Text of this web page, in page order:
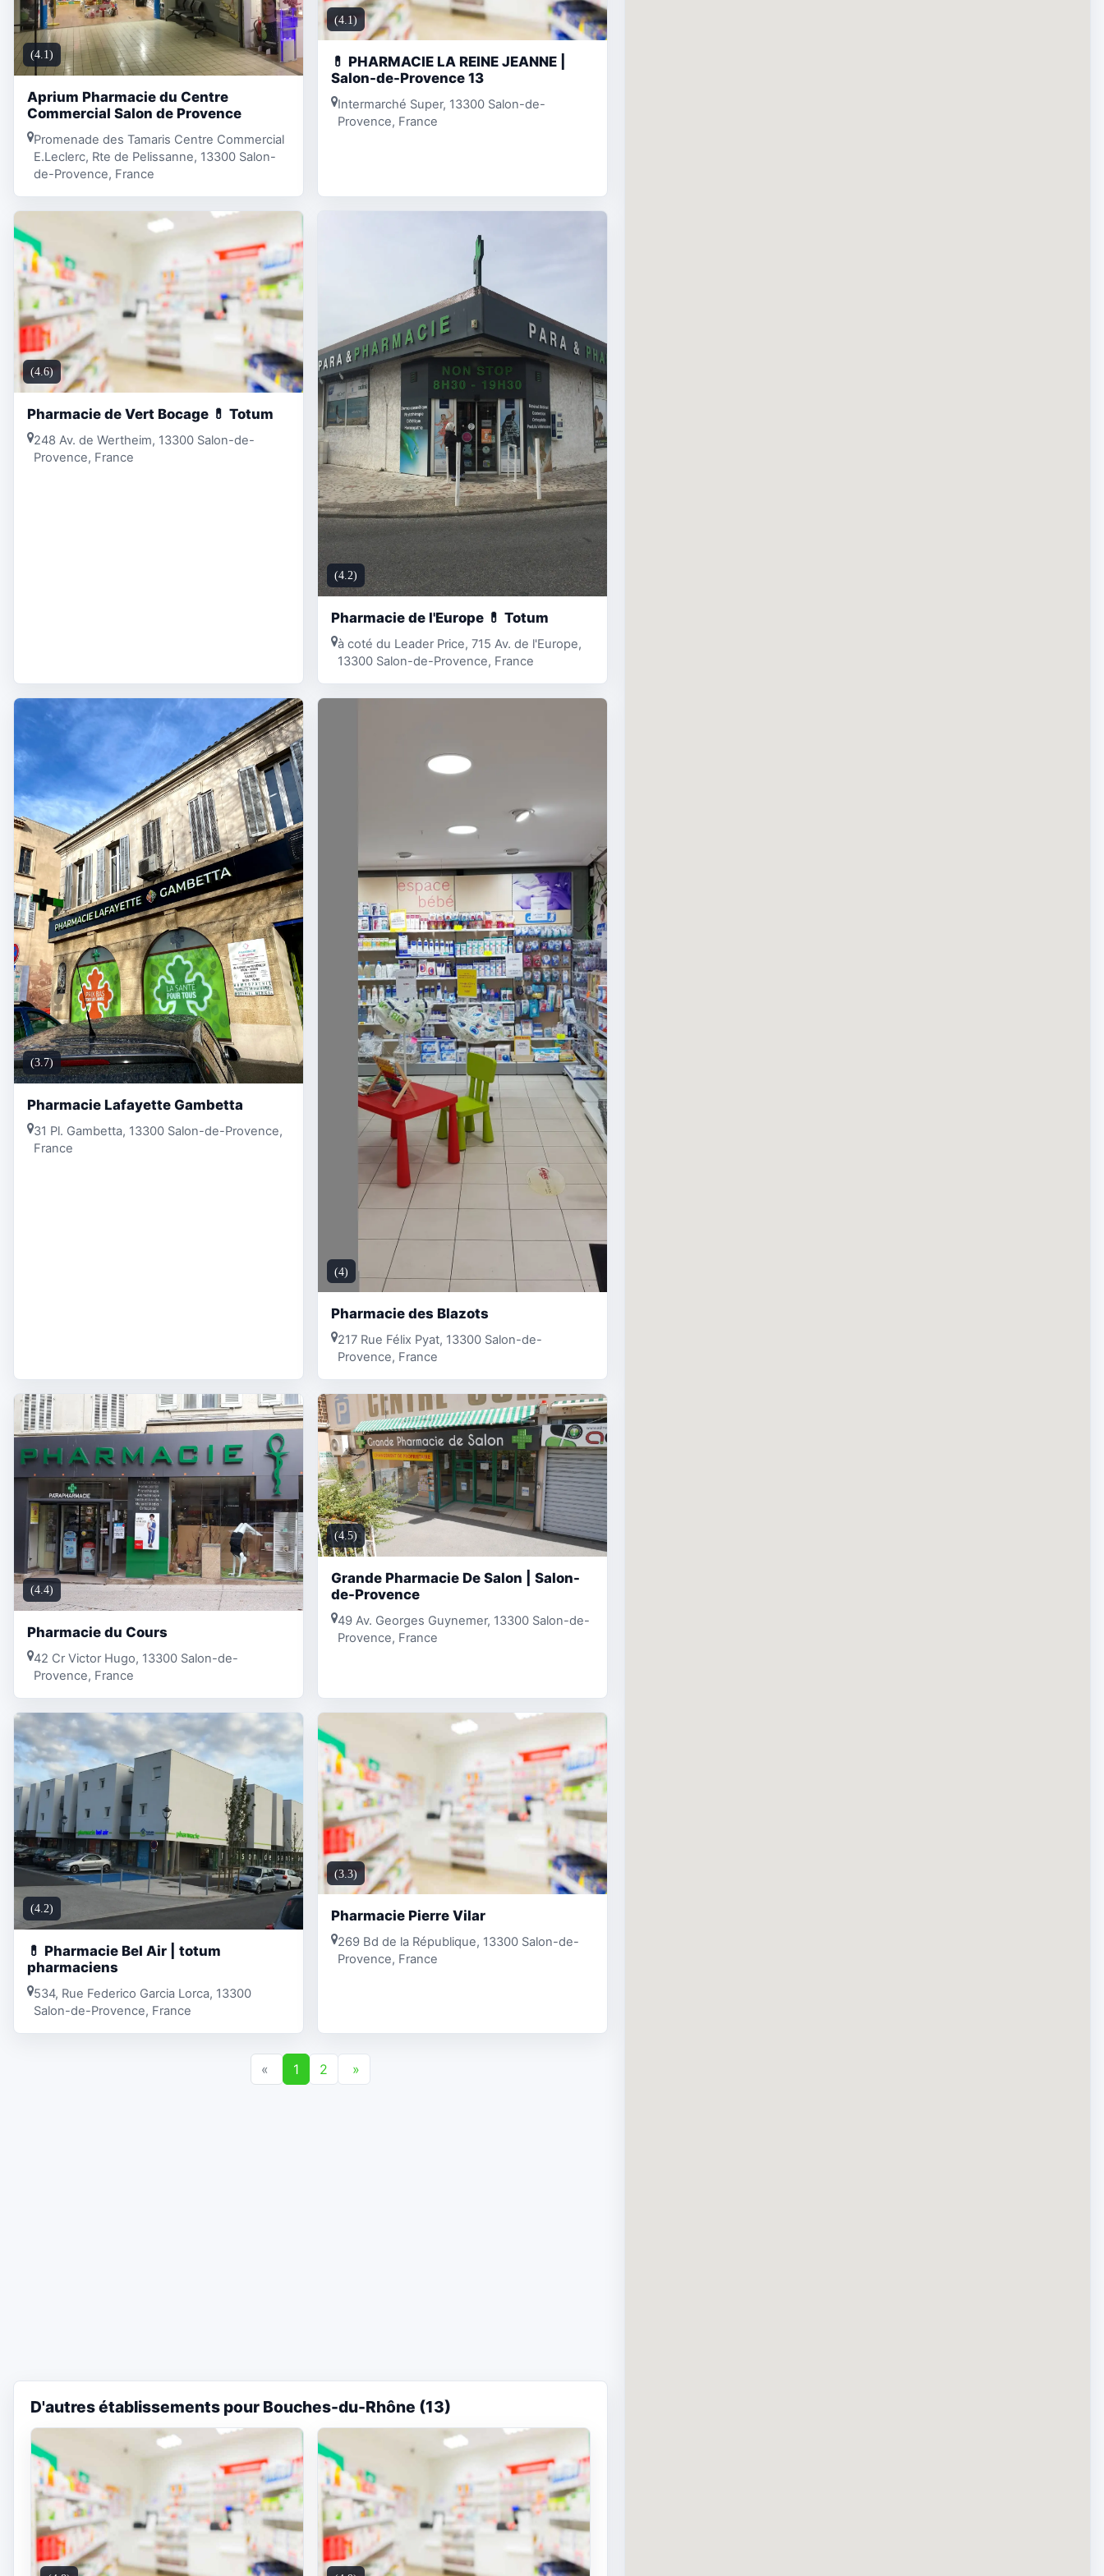
(4.1)
Aprium Pharmacie du Centre
Commercial Salon de Provence
Promenade des Tamaris Centre Commercial
E.Leclerc, Rte de Pelissanne, 13300 Salon-
de-Provence, France
(4.1)
💊 PHARMACIE LA REINE JEANNE |
Salon-de-Provence 13
Intermarché Super, 13300 Salon-de-
Provence, France
(4.6)
Pharmacie de Vert Bocage 💊 Totum
248 Av. de Wertheim, 13300 Salon-de-
Provence, France
(4.2)
Pharmacie de l'Europe 💊 Totum
à coté du Leader Price, 715 Av. de l'Europe,
13300 Salon-de-Provence, France
(3.7)
Pharmacie Lafayette Gambetta
31 Pl. Gambetta, 13300 Salon-de-Provence,
France
(4)
Pharmacie des Blazots
217 Rue Félix Pyat, 13300 Salon-de-
Provence, France
(4.4)
Pharmacie du Cours
42 Cr Victor Hugo, 13300 Salon-de-
Provence, France
(4.5)
Grande Pharmacie De Salon | Salon-
de-Provence
49 Av. Georges Guynemer, 13300 Salon-de-
Provence, France
(4.2)
💊 Pharmacie Bel Air | totum
pharmaciens
534, Rue Federico Garcia Lorca, 13300
Salon-de-Provence, France
(3.3)
Pharmacie Pierre Vilar
269 Bd de la République, 13300 Salon-de-
Provence, France
« 1 2 »
D'autres établissements pour Bouches-du-Rhône (13)